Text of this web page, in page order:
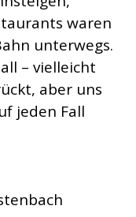
waren
unterwegs.
– vielleicht
aber uns
jeden Fall